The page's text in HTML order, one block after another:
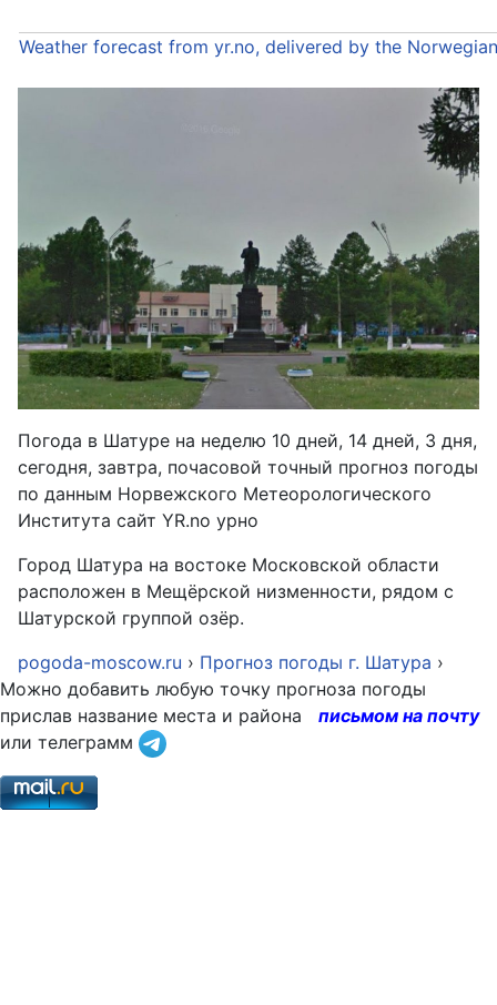
Weather forecast from yr.no, delivered by the
Погода в Шатуре на неделю 10 дней, 14 дней, 3 дня,
сегодня, завтра, почасовой точный прогноз погоды
по данным Норвежского Метеорологического
Института сайт YR.no урно
Город Шатура на востоке Московской области
расположен в Мещёрской низменности, рядом с
Шатурской группой озёр.
pogoda-moscow.ru › Прогноз погоды г. Шатура ›
Можно добавить любую точку прогноза погоды
прислав название места и района
письмом на почту
или телеграмм